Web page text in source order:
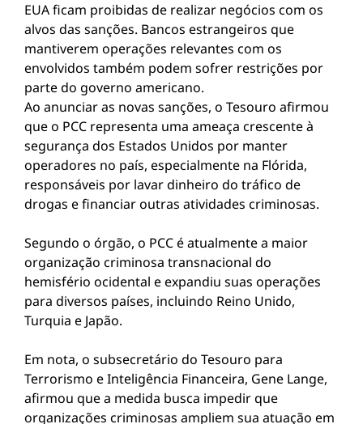
EUA ficam proibidas de realizar negócios com os
alvos das sanções. Bancos estrangeiros que
mantiverem operações relevantes com os
envolvidos também podem sofrer restrições por
parte do governo americano.
Ao anunciar as novas sanções, o Tesouro afirmou
que o PCC representa uma ameaça crescente à
segurança dos Estados Unidos por manter
operadores no país, especialmente na Flórida,
responsáveis por lavar dinheiro do tráfico de
drogas e financiar outras atividades criminosas.
Segundo o órgão, o PCC é atualmente a maior
organização criminosa transnacional do
hemisfério ocidental e expandiu suas operações
para diversos países, incluindo Reino Unido,
Turquia e Japão.
Em nota, o subsecretário do Tesouro para
Terrorismo e Inteligência Financeira, Gene Lange,
afirmou que a medida busca impedir que
organizações criminosas ampliem sua atuação em